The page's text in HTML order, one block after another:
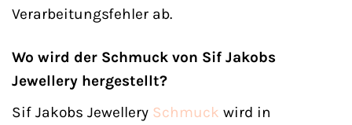
Verarbeitungsfehler ab.
Wo wird der Schmuck von Sif Jakobs
Jewellery hergestellt?
Sif Jakobs Jewellery Schmuck wird in